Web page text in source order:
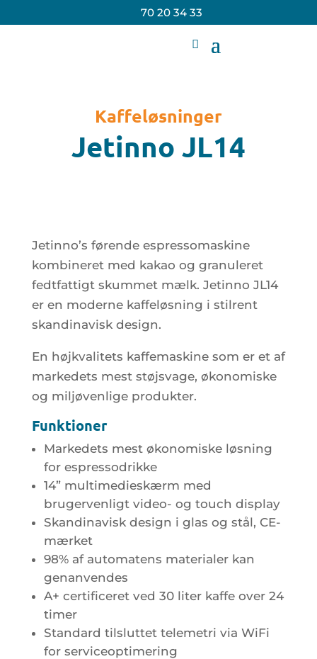
70 20 34 33
Kaffeløsninger
Jetinno JL14
Jetinno’s førende espressomaskine
kombineret med kakao og granuleret
fedtfattigt skummet mælk. Jetinno JL14
er en moderne kaffeløsning i stilrent
skandinavisk design.
En højkvalitets kaffemaskine som er et af
markedets mest støjsvage, økonomiske
og miljøvenlige produkter.
Funktioner
Markedets mest økonomiske løsning
for espressodrikke
14” multimedieskærm med
brugervenligt video- og touch display
Skandinavisk design i glas og stål, CE-
mærket
98% af automatens materialer kan
genanvendes
A+ certificeret ved 30 liter kaffe over 24
timer
Standard tilsluttet telemetri via WiFi
for serviceoptimering